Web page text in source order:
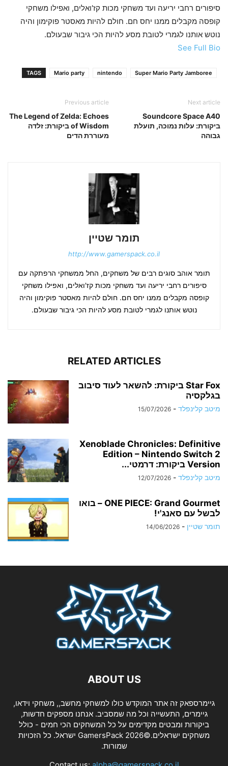
סיפורים רחבי יריעה ועד משחקי מכות קז'ואלים, ואפילו משחקי
קופסה מקבלים ממנו יחס חם. חולם להיות מאסטר פוקימון והיה
נוטש אותנו לגמרי לטובת מסע להיות הכי גיבור שבעולם.
See Full Bio
TAGS Mario party nintendo Super Mario Party Jamboree
Previous article
The Legend of Zelda: Echoes
of Wisdom ביקורת: זלדה
מעוררת הדים
Next article
Soundcore Space A40
ביקורת: עלות נמוכה, תועלת
גבוהה
תומר שטיין
http://www.gamerspack.co.il
תומר אוהב סוגים רבים של משחקים, החל ממשחקי הרפתקה עם
סיפורים רחבי יריעה ועד משחקי מכות קז'ואלים, ואפילו משחקי
קופסה מקבלים ממנו יחס חם. חולם להיות מאסטר פוקימון והיה
נוטש אותנו לגמרי לטובת מסע להיות הכי גיבור שבעולם.
RELATED ARTICLES
Star Fox ביקורת: להשאר לעוד סיבוב
בגלקסיה
מיטב קלינפלד -
15/07/2026
Xenoblade Chronicles: Definitive
Edition – Nintendo Switch 2
Version ביקורת: דרמטי...
מיטב קלינפלד -
12/07/2026
ONE PIECE: Grand Gourmet – בואו
לבשל עם סאנג'י!
תומר שטיין -
14/06/2026
ABOUT US
גיימרספאק זה אתר המוקדש כולו למשחקי מחשב,, משחקי וידאו,
גיימרים, התעשייה וכל מה שמסביב. אנחנו מספקים חדשות,
ביקורות ומבטים מקדימים על כל המשחקים הכי חמים - כולל
משחקים ישראלים.©2026 GamersPack ישראל. כל הזכויות
שמורות.